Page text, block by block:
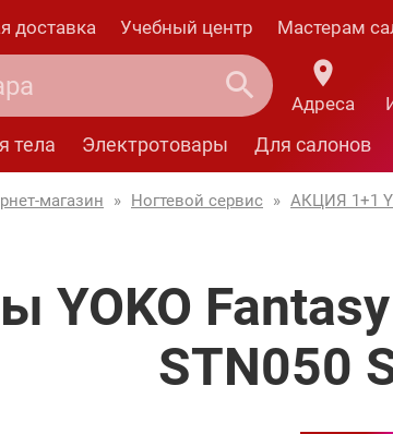
доставка Учебный центр Мастерам
Адреса
тела Электротовары Для салонов
магазин » Ногтевой сервис » АКЦИЯ 1+1
YOKO
STN050